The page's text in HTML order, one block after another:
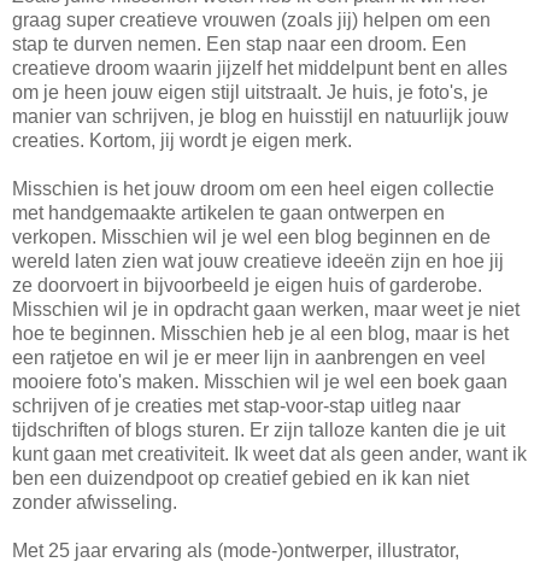
graag super creatieve vrouwen (zoals jij) helpen om een
stap te durven nemen. Een stap naar een droom. Een
creatieve droom waarin jijzelf het middelpunt bent en alles
om je heen jouw eigen stijl uitstraa lt. Je huis, je foto's, je
manier van schrijven, je blog en huisstijl en natuurlijk jouw
creaties. Kortom, jij wordt je eigen merk.
Misschien is het jouw droom om een heel eigen collectie
met handgemaakte artikelen te gaan ontwerpen en
verkopen. Misschien wil je wel een blog beginnen en de
wereld laten zien wat jouw creatieve ideeën zijn en hoe jij
ze doorvoert in bijvoorbeeld je eigen huis of garderobe.
Misschien wil je in opdracht gaan werken, maar weet je niet
hoe te beginnen. Misschien heb je al een blog, maar is het
een ratjetoe en wil je er meer lijn in aanbrengen en veel
mooiere foto's maken. Misschien wil je wel een boek gaan
schrijven of je creaties met stap-voor-stap uitleg naar
tijdschriften of blogs sturen. Er zijn talloze kanten die je uit
kunt gaan met creativiteit. Ik weet dat als geen ander, want ik
ben een duizendpoot op creatief gebied en ik kan niet
zonder afwisseling.
Met 25 jaar ervaring als (mode-)ontwerper, illustrator,